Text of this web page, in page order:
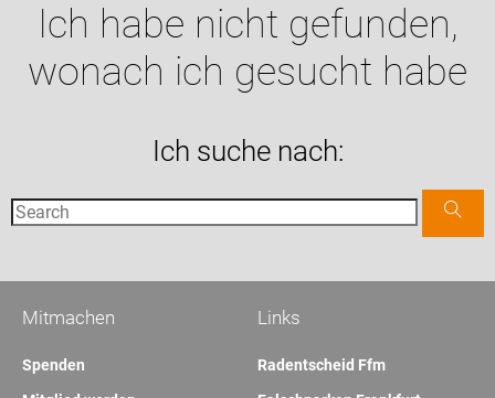
Ich habe nicht gefunden,
wonach ich gesucht habe
Ich suche nach:
Links
Radentscheid Ffm
Mitmachen
Spenden